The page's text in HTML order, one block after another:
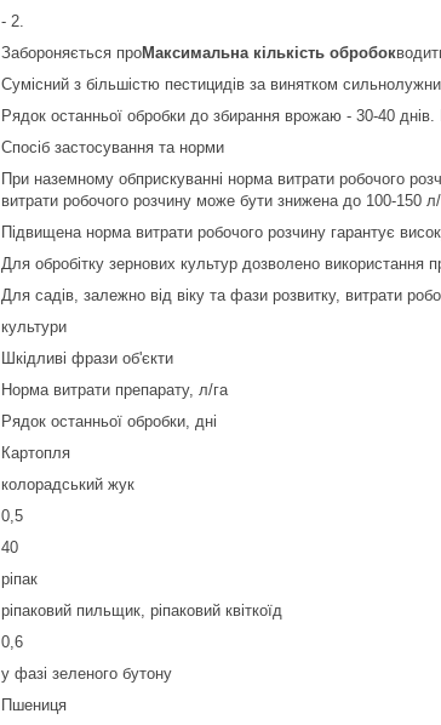
- 2.
Забороняється проМаксимальна кількість обробок
Сумісний з більшістю пестицидів за винятком
Рядок останньої обробки до збирання врожаю - 30-40
Спосіб застосування та норми
При наземному обприскуванні норма витрати робочого
витрати робочого розчину може бути знижена до 100-150 л/
Підвищена норма витрати робочого розчину гарантує
Для обробітку зернових культур дозволено використання
Для садів, залежно від віку та фази розвитку, витрати
культури
Шкідливі фрази об'єкти
Норма витрати препарату, л/га
Рядок останньої обробки, дні
Картопля
колорадський жук
0,5
40
ріпак
ріпаковий пильщик, ріпаковий квіткоїд
0,6
у фазі зеленого бутону
Пшениця